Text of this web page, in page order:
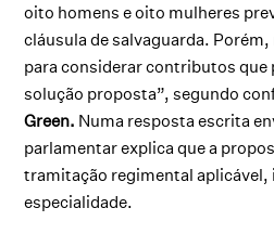
oito homens e oito mulheres
cláusula de salvaguarda.
para considerar contributos que
solução proposta”, segundo
Green. Numa resposta escrita
parlamentar explica que a
tramitação regimental aplicável,
especialidade.